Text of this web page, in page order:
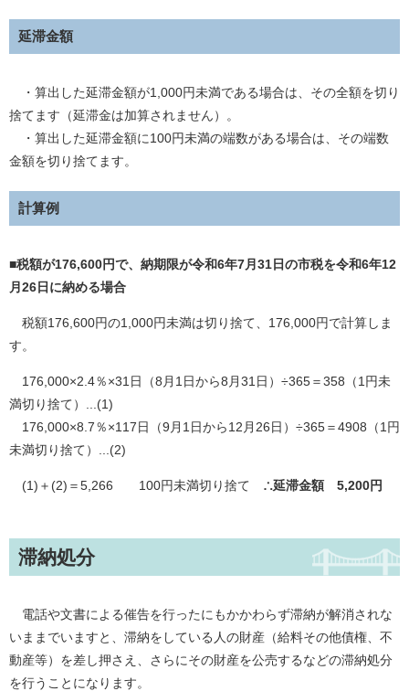
延滞金額
・算出した延滞金額が1,000円未満である場合は、その全額を切り
捨てます（延滞金は加算されません）。
・算出した延滞金額に100円未満の端数がある場合は、その端数
金額を切り捨てます。
計算例
■税額が176,600円で、納期限が令和6年7月31日の市税を令和6年12
月26日に納める場合
税額176,600円の1,000円未満は切り捨て、176,000円で計算しま
す。
176,000×2.4％×31日（8月1日から8月31日）÷365＝358（1円未
満切り捨て）...(1)
176,000×8.7％×117日（9月1日から12月26日）÷365＝4908（1円
未満切り捨て）...(2)
(1)＋(2)＝5,266 100円未満切り捨て ∴延滞金額 5,200円
滞納処分
電話や文書による催告を行ったにもかかわらず滞納が解消されな
いままでいますと、滞納をしている人の財産（給料その他債権、不
動産等）を差し押さえ、さらにその財産を公売するなどの滞納処分
を行うことになります。